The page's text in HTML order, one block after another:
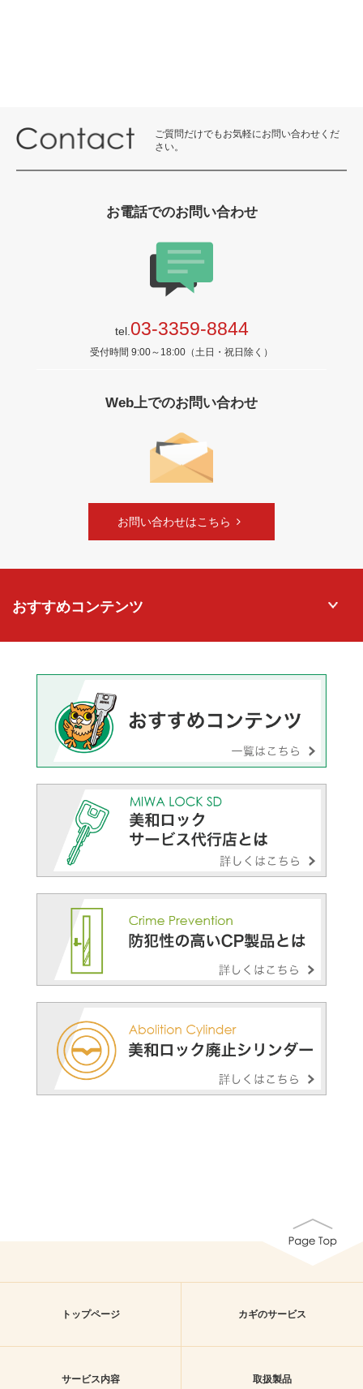
ご質問だけでもお気軽にお問い合わせくだ
さい。
お電話でのお問い合わせ
tel. 03-3359-8844
受付時間 9:00～18:00（土日・祝日除く）
Web上でのお問い合わせ
お問い合わせはこちら
おすすめコンテンツ
トップページ カギのサービス
サービス内容 取扱製品